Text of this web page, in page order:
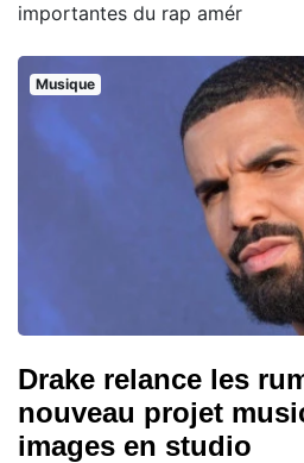
importantes du rap amér
Musique
Drake relance les
nouveau projet
images en studio